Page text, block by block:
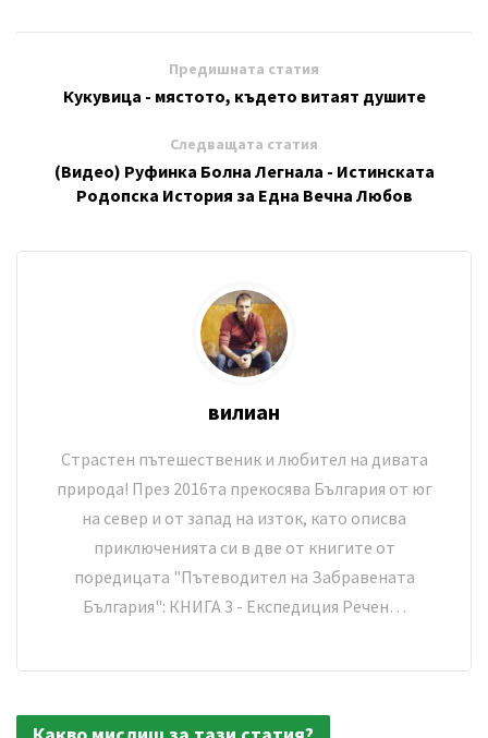
Предишната статия
Кукувица - мястото, където витаят душите
Следващата статия
(Видео) Руфинка Болна Легнала - Истинската
Родопска История за Една Вечна Любов
вилиан
Страстен пътешественик и любител на дивата
природа! През 2016та прекосява България от юг
на север и от запад на изток, като описва
приключенията си в две от книгите от
поредицата "Пътеводител на Забравената
България": КНИГА 3 - Експедиция Речен…